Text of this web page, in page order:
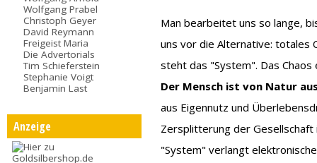
Wolfgang Prabel
Christoph Geyer
David Reymann
Freigeist Maria
Die Advertorials
Tim Schieferstein
Stephanie Voigt
Benjamin Last
Anzeige
Man bearbeitet uns so lange,
uns vor die Alternative: totales
steht das "System". Das
Der Mensch ist von Natur
aus Eigennutz und
Zersplitterung der
"System" verlangt